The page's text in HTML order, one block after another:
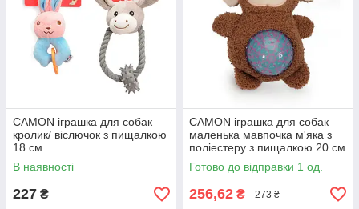
CAMON іграшка для собак
кролик/ віслючок з пищалкою
18 см
В наявності
227 ₴
CAMON іграшка для собак
маленька мавпочка м'яка з
поліестеру з пищалкою 20 см
Готово до відправки 1 од.
256,62 ₴ 273 ₴